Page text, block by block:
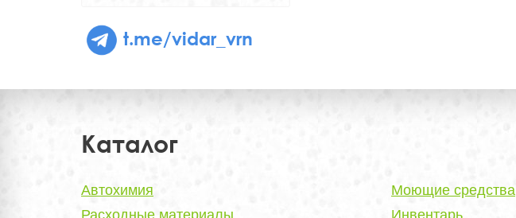
t.me/vidar_vrn
Каталог
Автохимия
Моющие средства